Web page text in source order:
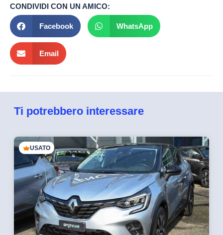
CONDIVIDI CON UN AMICO:
Facebook WhatsApp
Email
Ti potrebbero interessare
USATO